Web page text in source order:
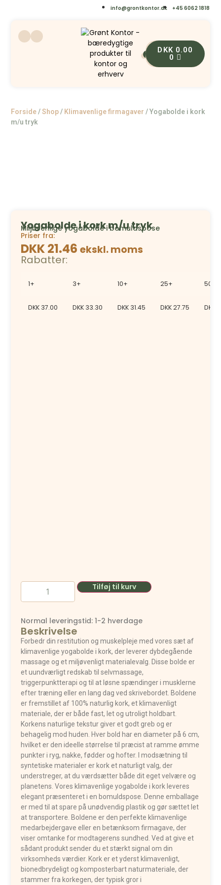
info@grontkontor.dk +45 6062 1818
0 DKK 0.00
0
Forside/Shop/ Klimavenlige firmagaver /Yogabolde i kork
m/u tryk
Yogabolde i kork m/u tryk
Miljøvenlige yogabolde i bomuldspose
Priser fra:
DKK 21.46ekskl. moms
Rabatter:
1+ 3+ 10+ 25+ 50+
DKK 37.00 DKK 33.30 DKK 31.45 DKK27.75 DKK
Tilføj til kurv
Normal leveringstid: 1-2 hverdage
Beskrivelse
Forbedr din restitution og muskelpleje med vores sæt af
klimavenlige yogabolde i kork, der leverer dybdegående
massage og et miljøvenligt materialevalg. Disse bolde er
et uundværligt redskab til selvmassage,
triggerpunktterapi og til at løsne spændinger i musklerne
efter træning eller en lang dag ved skrivebordet. Boldene
er fremstillet af 100% naturlig kork, et klimavenligt
materiale, der er både fast, let og utroligt holdbart.
Korkens naturlige tekstur giver et godt greb og er
behagelig mod huden. Hver bold har en diameter på 6 cm,
hvilket er den ideelle størrelse til præcist at ramme ømme
punkter i ryg, nakke, fødder og hofter. I modsætning til
syntetiske materialer er kork et naturligt valg, der
understreger, at du værdsætter både dit eget velvære og
planetens. Vores klimavenlige yogabolde i kork leveres
elegant præsenteret i en bomuldspose. Denne emballage
er med til at spare på unødvendig plastik og gør sættet let
at transportere. Boldene er den perfekte klimavenlige
medarbejdergave eller en betænksom firmagave, der
viser omtanke for modtagerens sundhed. Ved at give et
sådant produkt sender du et stærkt signal om din
virksomheds værdier. Kork er et yderst klimavenligt,
bionedbrydeligt og komposterbart naturmateriale, der
stammer fra korkegen, der typisk gror i